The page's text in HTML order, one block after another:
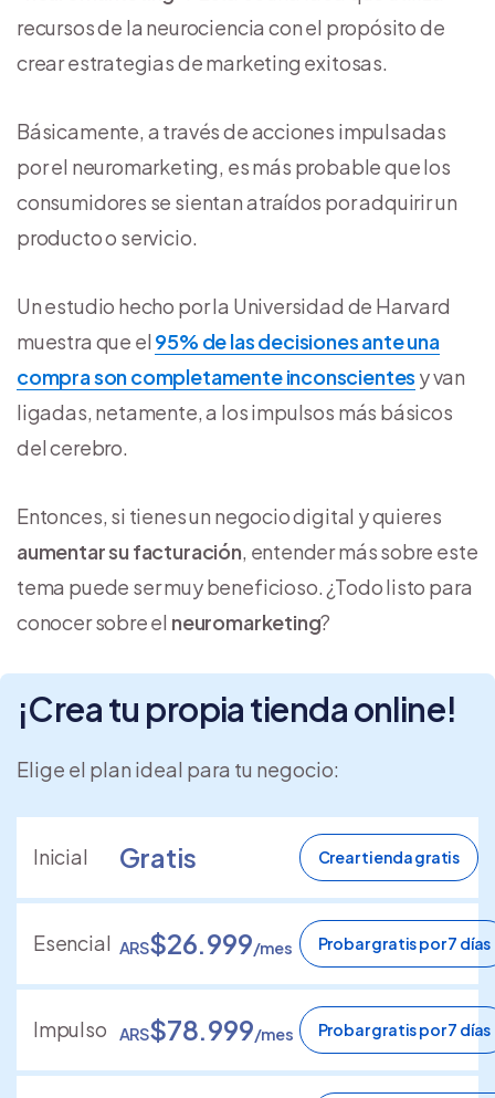
recursos de la neurociencia con el propósito de
crear estrategias de marketing exitosas.
Básicamente, a través de acciones impulsadas
por el neuromarketing, es más probable que los
consumidores se sientan atraídos por adquirir un
producto o servicio.
Un estudio hecho por la Universidad de Harvard
muestra que el 95% de las decisiones ante una
compra son completamente inconscientes y van
ligadas, netamente, a los impulsos más básicos
del cerebro.
Entonces, si tienes un negocio digital y quieres
aumentar su facturación, entender más sobre este
tema puede ser muy beneficioso. ¿Todo listo para
conocer sobre el neuromarketing?
¡Crea tu propia tienda online!
Elige el plan ideal para tu negocio:
Inicial Gratis Crear tienda gratis
Esencial ARS$26.999/mes Probar gratis por 7 días
Impulso ARS$78.999/mes Probar gratis por 7 días